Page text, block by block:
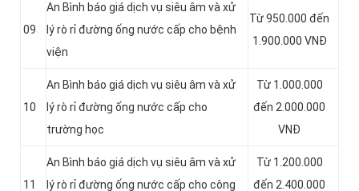
09
An Bình báo giá dịch vụ siêu âm và xử
lý rò rỉ đường ống nước cấp cho bệnh
viện
Từ 950.000 đến
1.900.000 VNĐ
10
An Bình báo giá dịch vụ siêu âm và xử
lý rò rỉ đường ống nước cấp cho
trường học
Từ 1.000.000
đến 2.000.000
VNĐ
11
An Bình báo giá dịch vụ siêu âm và xử
lý rò rỉ đường ống nước cấp cho công
Từ 1.200.000
đến 2.400.000